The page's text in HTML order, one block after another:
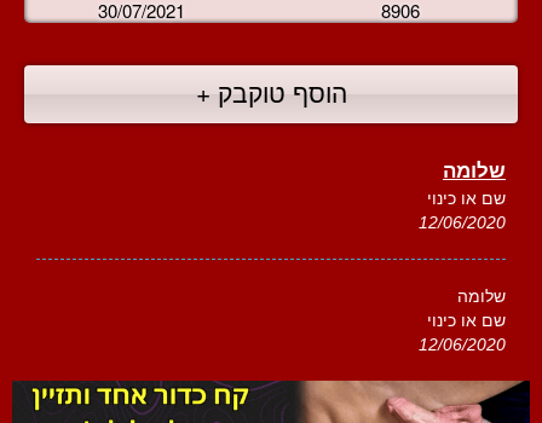
30/07/2021 8906
הוסף טוקבק +
שלומה
שם או כינוי
12/06/2020
שלומה
שם או כינוי
12/06/2020